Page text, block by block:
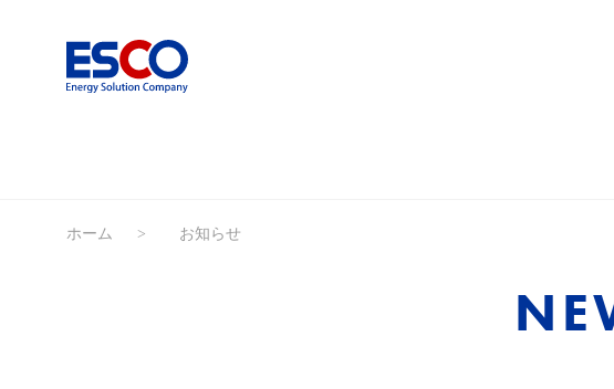
ホーム お知らせ